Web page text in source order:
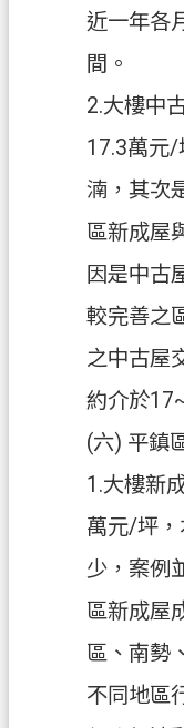
近一年各
間。
2.大樓中
17.3萬元/
湳，其次
區新成屋
因是中古
較完善之
之中古屋
約介於
(六) 平鎮
1.大樓新
萬元/坪
少，案例
區新成屋
區、南勢
不同地區